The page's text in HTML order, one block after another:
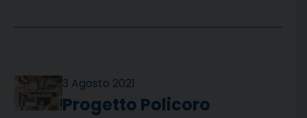
3 Agosto 2021
Progetto Policoro